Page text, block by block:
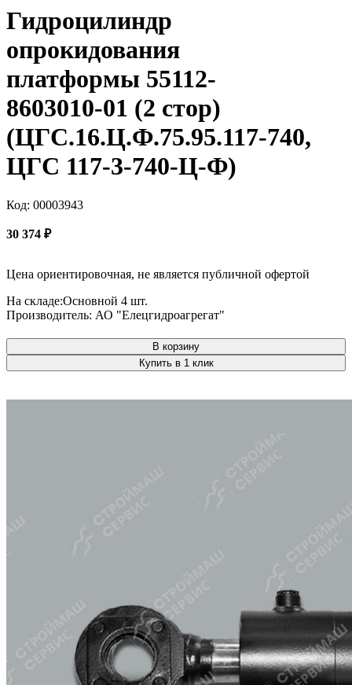
Гидроцилиндр
опрокидования
платформы 55112-
8603010-01 (2 стор)
(ЦГС.16.Ц.Ф.75.95.117-740,
ЦГС 117-3-740-Ц-Ф)
Код: 00003943
30 374 ₽
Цена ориентировочная, не является публичной офертой
На складе:Основной 4 шт.
Производитель: АО "Елецгидроагрегат"
В корзину
Купить в 1 клик